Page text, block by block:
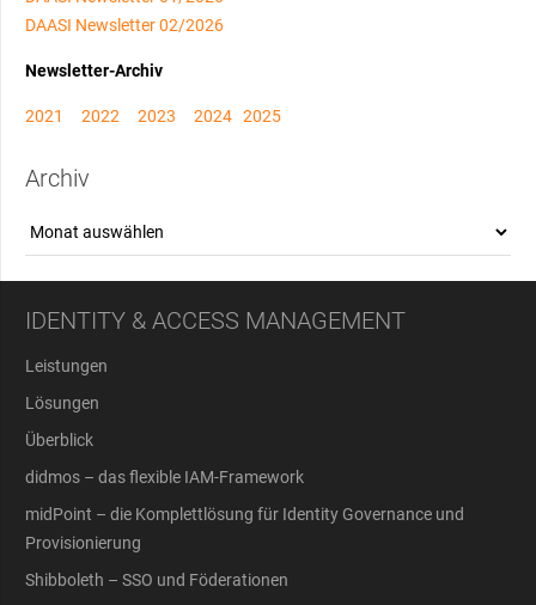
DAASI Newsletter 02/2026
Newsletter-Archiv
2021 2022 2023 2024 2025
Archiv
Archiv
IDENTITY & ACCESS MANAGEMENT
Leistungen
Lösungen
Überblick
didmos – das flexible IAM-Framework
midPoint – die Komplettlösung für Identity Governance und
Provisionierung
Shibboleth – SSO und Föderationen